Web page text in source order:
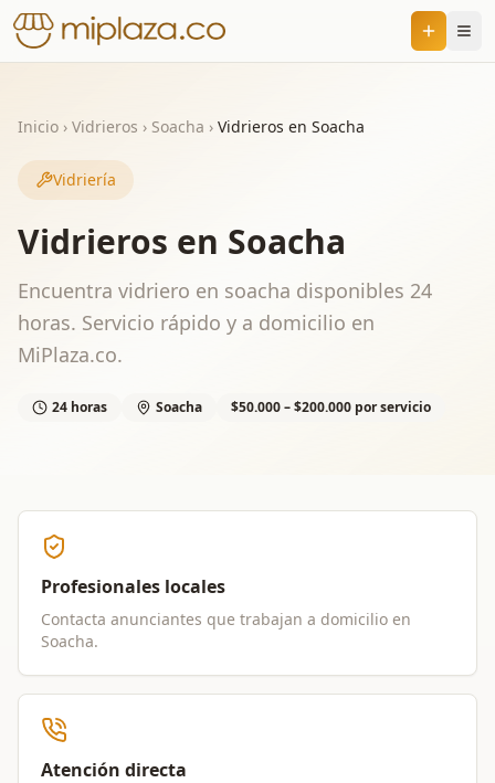
Inicio › Vidrieros › Soacha › Vidrieros en Soacha
Vidriería
Vidrieros en Soacha
Encuentra vidriero en soacha disponibles 24
horas. Servicio rápido y a domicilio en
MiPlaza.co.
24 horas Soacha $50.000 – $200.000 por servicio
Profesionales locales
Contacta anunciantes que trabajan a domicilio en
Soacha.
Atención directa